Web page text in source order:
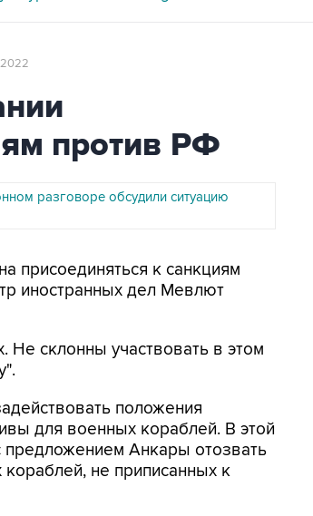
против РФ
разговоре обсудили ситуацию
присоединяться к санкциям
иностранных дел Мевлют
Не склонны участвовать в этом
положения
для военных кораблей. В этой
предложением Анкары отозвать
не приписанных к